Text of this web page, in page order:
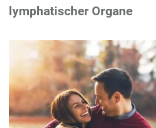
lymphatischer Organe